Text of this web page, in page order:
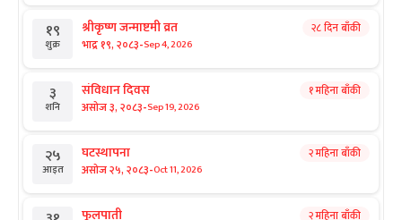
१९
शुक्र
श्रीकृष्ण जन्माष्टमी व्रत
भाद्र १९, २०८३-Sep 4, 2026
२८ दिन बाँकी
३
शनि
संविधान दिवस
असोज ३, २०८३-Sep 19, 2026
१ महिना बाँकी
२५
आइत
घटस्थापना
असोज २५, २०८३-Oct 11, 2026
२ महिना बाँकी
फूलपाती २ महिना बाँकी